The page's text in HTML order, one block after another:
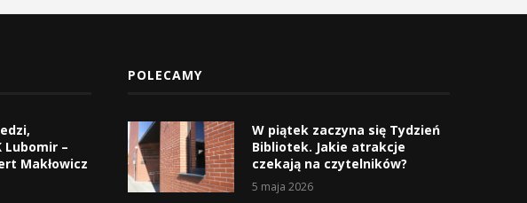
Lubomir –
Makłowicz
POLECAMY
W piątek zaczyna się Tydzień
Bibliotek. Jakie atrakcje
czekają na czytelników?
5 maja 2026